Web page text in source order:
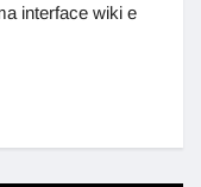
interface wiki e